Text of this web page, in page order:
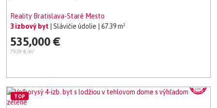
Reality Bratislava-Staré Mesto
3 izbový byt
| Slávičie údolie | 67.39 m²
535,000 €
7939 €/m²
TOP